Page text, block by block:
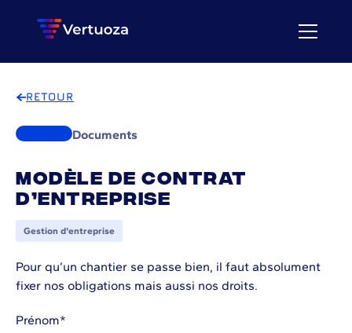
RETOUR
Documents
Modèle de contrat
d’entreprise
Gestion d'entreprise
Pour qu’un chantier se passe bien, il faut absolument
fixer nos obligations mais aussi nos droits.
Prénom*